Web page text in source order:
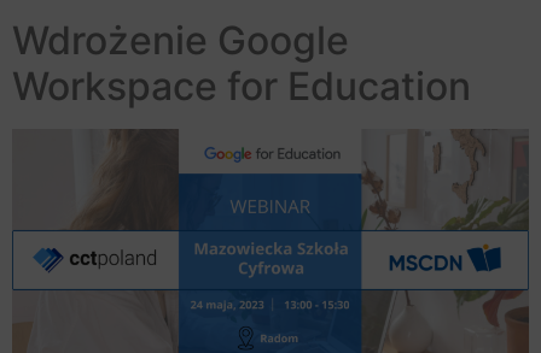
Wdrożenie Google
Workspace for Education